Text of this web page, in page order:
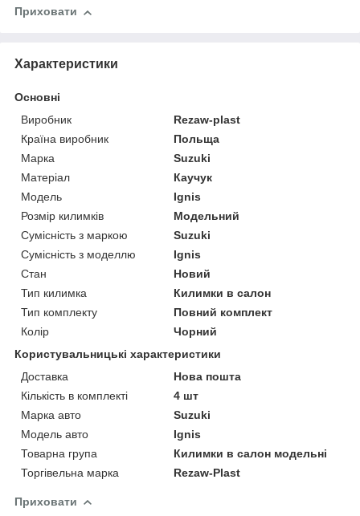
Приховати
Характеристики
Основні
Виробник
Rezaw-plast
Країна виробник
Польща
Марка
Suzuki
Матеріал
Каучук
Модель
Ignis
Розмір килимків
Модельний
Сумісність з маркою
Suzuki
Сумісність з моделлю
Ignis
Стан
Новий
Тип килимка
Килимки в салон
Тип комплекту
Повний комплект
Колір
Чорний
Користувальницькі характеристики
Доставка
Нова пошта
Кількість в комплекті
4 шт
Марка авто
Suzuki
Модель авто
Ignis
Товарна група
Килимки в салон модельні
Торгівельна марка
Rezaw-Plast
Приховати